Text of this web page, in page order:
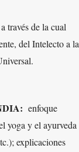
través de la cual
del Intelecto a la
enfoque
yoga y el ayurveda
explicaciones